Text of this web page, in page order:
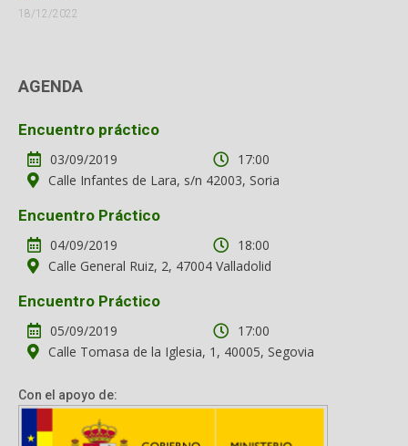
18/12/2022
AGENDA
Encuentro práctico
03/09/2019
17:00
Calle Infantes de Lara, s/n 42003, Soria
Encuentro Práctico
04/09/2019
18:00
Calle General Ruiz, 2, 47004 Valladolid
Encuentro Práctico
05/09/2019
17:00
Calle Tomasa de la Iglesia, 1, 40005, Segovia
Con el apoyo de: